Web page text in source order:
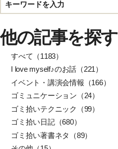
他の記事を探す
すべて（1183）
I love myself♪のお話（221）
イベント・講演会情報（166）
ゴミュニケーション（24）
ゴミ拾いテクニック（99）
ゴミ拾い日記（680）
ゴミ拾い著書ネタ（89）